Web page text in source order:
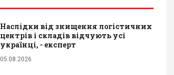
Наслідки від знищення логістичних
центрів і складів відчують усі
українці, - експерт
05.08.2026